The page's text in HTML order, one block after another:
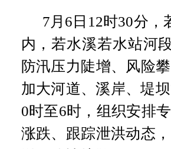
7月6日12时30分
内，若水溪若水站河
防汛压力陡增、风险
加大河道、溪岸、堤
0时至6时，组织安排
涨跌、跟踪泄洪动态